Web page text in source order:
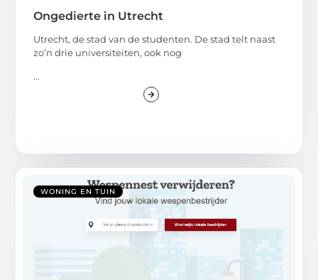
Ongedierte in Utrecht
Utrecht, de stad van de studenten. De stad telt naast
zo’n drie universiteiten, ook nog
...
WONING EN TUIN